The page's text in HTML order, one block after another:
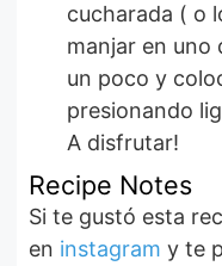
cucharada ( o
manjar en uno
un poco y
presionando
A disfrutar!
Recipe Notes
Si te gustó esta receta síguenos
en instagram y te